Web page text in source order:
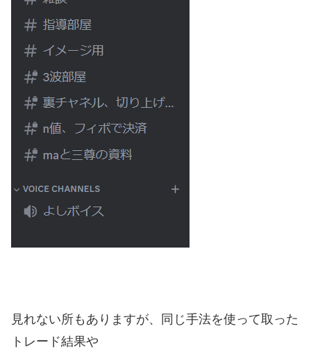
見れない所もありますが、同じ手法を使って取った
トレード結果や